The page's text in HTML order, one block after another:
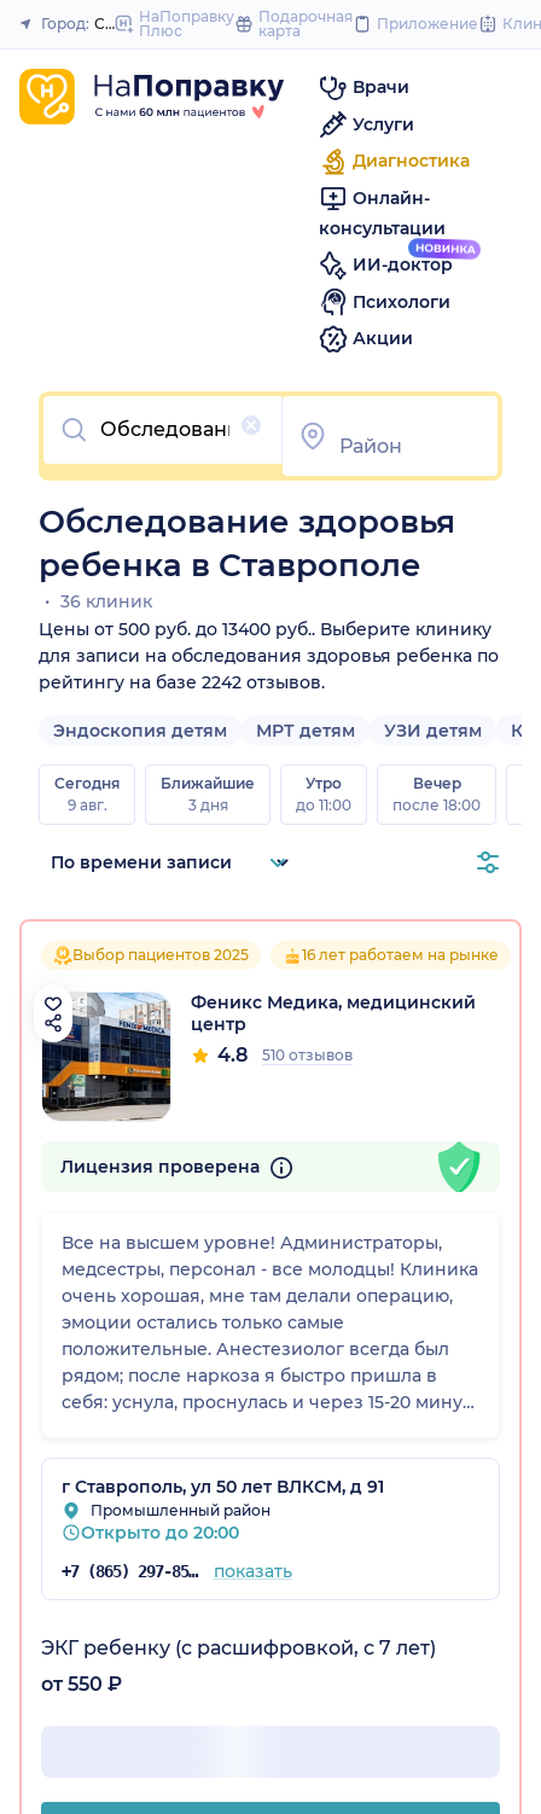
to
Закрыть
Город: СтавропольНаПоправку
Плюс
Подарочная
карта
Приложение
Врачи
Услуги
Диагностика
Онлайн-
консультации
ИИ-доктор
Психологи
Акции
Очистить
Обследование здоровья
ребенка в Ставрополе
36 клиник
Цены от 500 руб. до 13400 руб.. Выберите клинику
для записи на обследования здоровья ребенка по
рейтингу на базе 2242 отзывов.
Эндоскопия детям МРТ детям УЗИ детям КТ
Сегодня
9 авг.
Ближайшие
3 дня
Утро
до 11:00
Вечер
после 18:00
Выбор пациентов 2025 16 лет работаем на рынке
Феникс Медика, медицинский
центр
4.8 510 отзывов
Лицензия проверена
Все на высшем уровне! Администраторы,
медсестры, персонал - все молодцы! Клиника
очень хорошая, мне там делали операцию,
эмоции остались только самые
положительные. Анестезиолог всегда был
рядом; после наркоза я быстро пришла в
себя: уснула, проснулась и через 15-20 минут
еще и покушать предложили, я отказывалась,
но врачи сказали, что не отпустят, пока я не
пообедаю.
г Ставрополь, ул 50 лет ВЛКСМ, д 91
Промышленный район
Открыто до 20:00
+7 (865) 297-85-33 показать
ЭКГ ребенку (с расшифровкой, с 7 лет)
от 550 ₽